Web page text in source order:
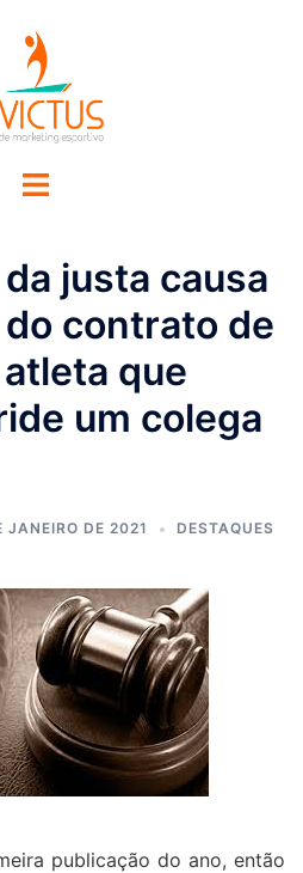
justa causa
contrato de
que
um colega
JANEIRO DE 2021 DESTAQUES
publicação do ano, então